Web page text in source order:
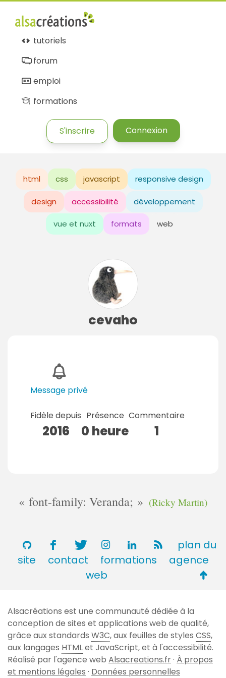
tutoriels
forum
emploi
formations
S'inscrire Connexion
html css javascript responsive design
design accessibilité développement
vue et nuxt formats web
cevaho
Message privé
Fidèle depuis
2016
Présence
0 heure
Commentaire
1
font-family: Veranda; (Ricky Martin)
plan du
site
contact formations
agence
web
de
page
Alsacréations est une communauté dédiée à la
conception de sites et applications web de qualité,
grâce aux standards W3C, aux feuilles de styles CSS,
aux langages HTMLet JavaScript, et à l'accessibilité.
Réalisé par l'agence web Alsacreations.fr· À propos
et mentions légales · Données personnelles